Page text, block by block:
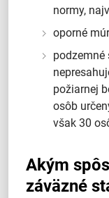
normy,
oporné
podzemné
požiarnej
osôb
však 30
Akým
záväzné